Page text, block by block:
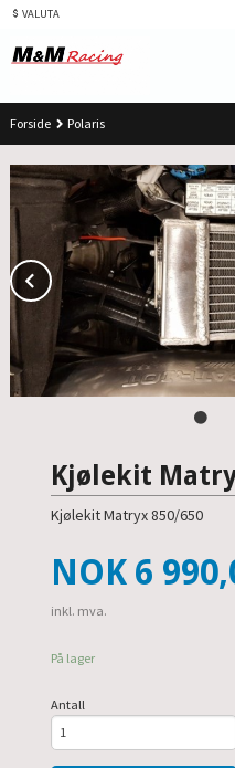
Gå
innholdet
VALUTA
Forside Polaris
Prev
Kjølekit
Kjølekit Matryx 850/650
Pris
NOK 6
inkl. mva.
På lager
Antall